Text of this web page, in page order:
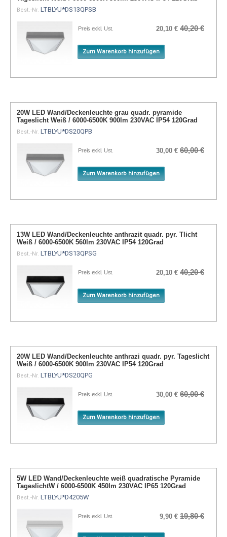
Best.-Nr. LTBLYU*DS13QPSB
Preis exkl. Ust. 20,10 € 40,20 €
Zum Warenkorb hinzufügen
20W LED Wand/Deckenleuchte grau quadr. pyramide
Tageslicht Weiß / 6000-6500K 900lm 230VAC IP54 120Grad
Best.-Nr. LTBLYU*DS20QPB
Preis exkl. Ust. 30,00 € 60,00 €
Zum Warenkorb hinzufügen
13W LED Wand/Deckenleuchte anthrazit quadr. pyr. Tlicht
Weiß / 6000-6500K 560lm 230VAC IP54 120Grad
Best.-Nr. LTBLYU*DS13QPSG
Preis exkl. Ust. 20,10 € 40,20 €
Zum Warenkorb hinzufügen
20W LED Wand/Deckenleuchte anthrazi quadr. pyr. Tageslicht
Weiß / 6000-6500K 900lm 230VAC IP54 120Grad
Best.-Nr. LTBLYU*DS20QPG
Preis exkl. Ust. 30,00 € 60,00 €
Zum Warenkorb hinzufügen
5W LED Wand/Deckenleuchte weiß quadratische Pyramide
TageslichtW / 6000-6500K 450lm 230VAC IP65 120Grad
Best.-Nr. LTBLYU*D4205W
Preis exkl. Ust. 9,90 € 19,80 €